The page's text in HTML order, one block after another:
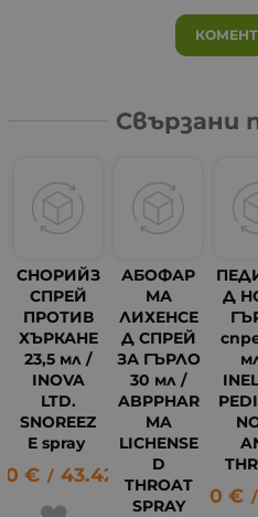
Свързани
СНОРИЙЗ
СПРЕЙ
ПРОТИВ
ХЪРКАНЕ
23,5 мл /
INOVA
LTD.
SNOREEZ
E spray
€ / 43.42 лв.
АБОФАР
МА
ЛИХЕНСЕ
Д СПРЕЙ
ЗА ГЪРЛО
30 мл /
ABPPHAR
MA
LICHENSE
D
THROAT
SPRAY
Д
19.00 € /